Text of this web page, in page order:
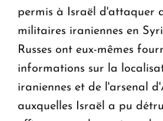
permis à Israël d'attaquer
militaires iraniennes en
Russes ont eux-mêmes
informations sur la
iraniennes et de l'arsenal
auxquelles Israël a pu